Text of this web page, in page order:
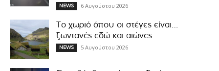
NEWS 6 Αυγούστου 2026
Το χωριό όπου οι στέγες είναι…
ζωντανές εδώ και αιώνες
NEWS 5 Αυγούστου 2026